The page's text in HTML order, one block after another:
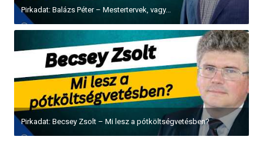
Pirkadat: Balázs Péter – Mestertervek, vagy...
Pirkadat: Becsey Zsolt – Mi lesz a pótköltségvetésben?